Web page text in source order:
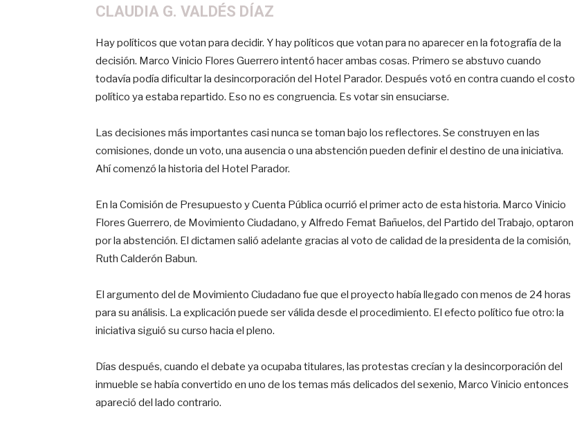
CLAUDIA G. VALDÉS DÍAZ
Hay políticos que votan para decidir. Y hay políticos que votan para no aparecer en la fotografía de la
decisión. Marco Vinicio Flores Guerrero intentó hacer ambas cosas. Primero se abstuvo cuando
todavía podía dificultar la desincorporación del Hotel Parador. Después votó en contra cuando el costo
político ya estaba repartido. Eso no es congruencia. Es votar sin ensuciarse.
Las decisiones más importantes casi nunca se toman bajo los reflectores. Se construyen en las
comisiones, donde un voto, una ausencia o una abstención pueden definir el destino de una iniciativa.
Ahí comenzó la historia del Hotel Parador.
En la Comisión de Presupuesto y Cuenta Pública ocurrió el primer acto de esta historia. Marco Vinicio
Flores Guerrero, de Movimiento Ciudadano, y Alfredo Femat Bañuelos, del Partido del Trabajo, optaron
por la abstención. El dictamen salió adelante gracias al voto de calidad de la presidenta de la comisión,
Ruth Calderón Babun.
El argumento del de Movimiento Ciudadano fue que el proyecto había llegado con menos de 24 horas
para su análisis. La explicación puede ser válida desde el procedimiento. El efecto político fue otro: la
iniciativa siguió su curso hacia el pleno.
Días después, cuando el debate ya ocupaba titulares, las protestas crecían y la desincorporación del
inmueble se había convertido en uno de los temas más delicados del sexenio, Marco Vinicio entonces
apareció del lado contrario.